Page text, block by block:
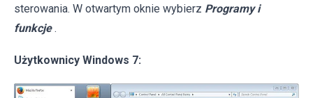
sterowania. W otwartym oknie wybierz Programy i
funkcje .
Użytkownicy Windows 7: